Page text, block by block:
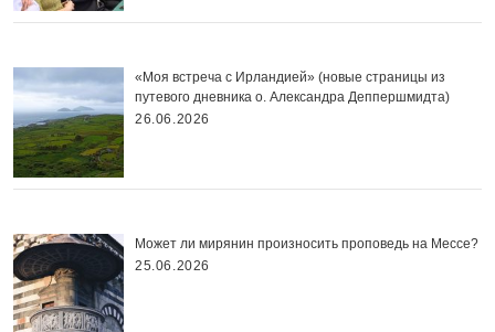
«Моя встреча с Ирландией» (новые страницы из
путевого дневника о. Александра Деппершмидта)
26.06.2026
Может ли мирянин произносить проповедь на Мессе?
25.06.2026